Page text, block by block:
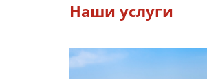
Наши услуги